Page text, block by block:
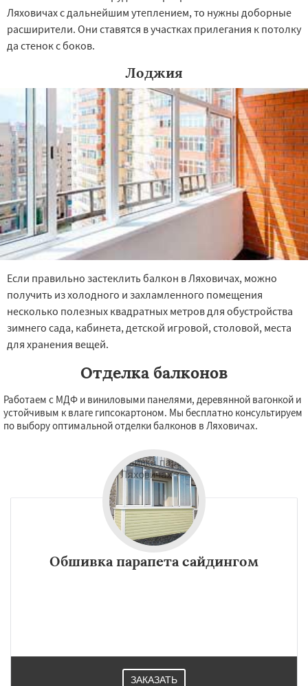
Ляховичах с дальнейшим утеплением, то нужны доборные
расширители. Они ставятся в участках прилегания к потолку
да стенок с боков.
Лоджия
Если правильно застеклить балкон в Ляховичах, можно
получить из холодного и захламленного помещения
несколько полезных квадратных метров для обустройства
зимнего сада, кабинета, детской игровой, столовой, места
для хранения вещей.
Отделка балконов
Работаем с МДФ и виниловыми панелями, деревянной вагонкой и
устойчивым к влаге гипсокартоном. Мы бесплатно консультируем
по выбору оптимальной отделки балконов в Ляховичах.
Обшивка парапета сайдингом
ЗАКАЗАТЬ